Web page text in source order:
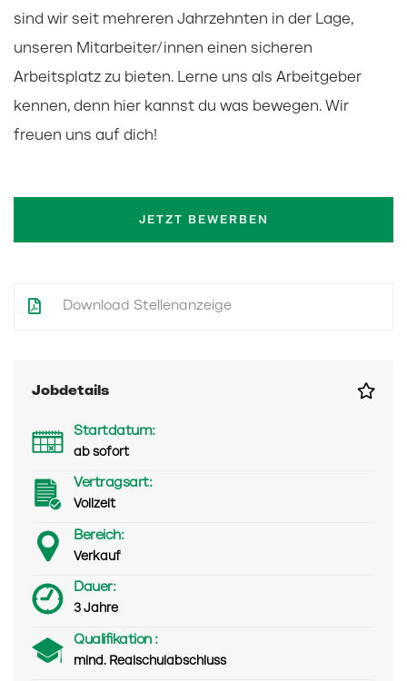
sind wir seit mehreren Jahrzehnten in der Lage,
unseren Mitarbeiter/innen einen sicheren
Arbeitsplatz zu bieten. Lerne uns als Arbeitgeber
kennen, denn hier kannst du was bewegen. Wir
freuen uns auf dich!
JETZT BEWERBEN
Download Stellenanzeige
Jobdetails
Startdatum:
ab sofort
Vertragsart:
Vollzeit
Bereich:
Verkauf
Dauer:
3 Jahre
Qualifikation :
mind. Realschulabschluss